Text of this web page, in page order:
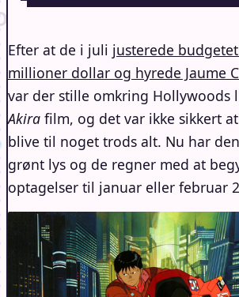
Efter at de i juli justerede
millioner dollar og hyrede Jaume
var der stille omkring Hollywoods
Akira film, og det var ikke sikkert
blive til noget trods alt. Nu har
grønt lys og de regner med at
optagelser til januar eller februar